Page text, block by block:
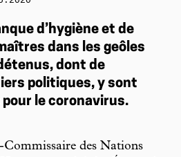
d’hygiène et de
dans les geôles
dont de
politiques, y sont
le coronavirus.
des Nations